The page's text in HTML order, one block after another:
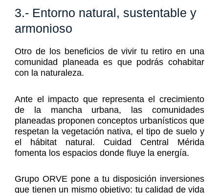
3.- Entorno natural, sustentable y
armonioso
Otro de los beneficios de vivir tu retiro en una
comunidad planeada es que podrás cohabitar
con la naturaleza.
Ante el impacto que representa el crecimiento
de la mancha urbana, las comunidades
planeadas proponen conceptos urbanísticos que
respetan la vegetación nativa, el tipo de suelo y
el hábitat natural. Cuidad Central Mérida
fomenta los espacios donde fluye la energía.
Grupo ORVE pone a tu disposición inversiones
que tienen un mismo objetivo: tu calidad de vida